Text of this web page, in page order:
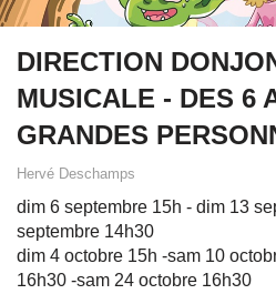
DIRECTION
MUSICALE - DES 6
GRANDES
Hervé Deschamps
dim 6 septembre 15h - dim 13
septembre 14h30
dim 4 octobre 15h -sam 10
16h30 -sam 24 octobre 16h30